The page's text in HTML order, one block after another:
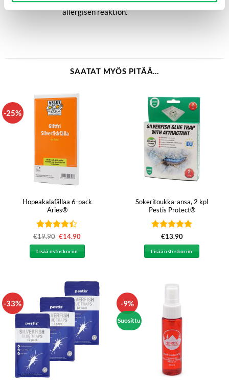
allergisen reaktion.
SAATAT MYÖS PITÄÄ...
-25%
Hopeakalafällaa 6-pack
Aries®
Arvostelu
tuotteesta:
4.33/ 5
€19.90 Alkuperäinen
oli:
€19.90.
€14.90
Lisää ostoskoriin
Sokeritoukka-ansa, 2 kpl
Pestis Protect®
Arvostelu
tuotteesta:5
/ 5
€13.90
Lisää ostoskoriin
-33% -9%
Suosittu